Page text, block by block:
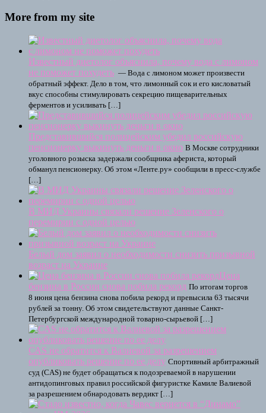
More from my site
Известный диетолог объяснила, почему вода с лимоном
не поможет похудеть — Вода с лимоном может произвести
обратный эффект. Дело в том, что лимонный сок и его кисловатый
вкус способны стимулировать секрецию пищеварительных
ферментов и усиливать […]
Представившийся полицейским убедил российскую
пенсионерку выкинуть деньги в окно В Москве сотрудники
уголовного розыска задержали сообщника афериста, который
обманул пенсионерку. Об этом «Ленте.ру» сообщили в пресс-службе
[…]
В МИД Украины связали решение Зеленского о
перемирии с одной целью
Белый дом заявил о необходимости снизить призывной
возраст на Украине
Цена
бензина в России снова побила рекорд По итогам торгов
8 июня цена бензина снова побила рекорд и превысила 63 тысячи
рублей за тонну. Об этом свидетельствуют данные Санкт-
Петербургской международной товарно-сырьевой […]
САS не обратится к Валиевой за разрешением
опубликовать решение по ее делу Спортивный арбитражный
суд (CAS) не будет обращаться к подозреваемой в нарушении
антидопинговых правил российской фигуристке Камиле Валиевой
за разрешением обнародовать вердикт […]